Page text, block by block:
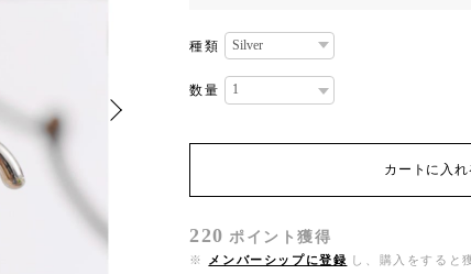
種類
数量
カートに入れ
220 ポイント獲得
※ メンバーシップに登録 し、購入をすると